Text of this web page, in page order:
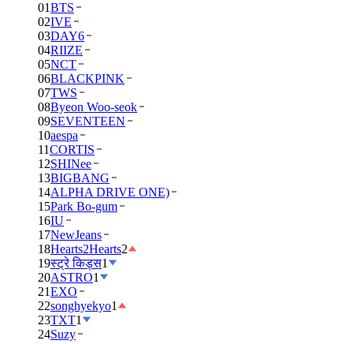
01BTS
02IVE
03DAY6
04RIIZE
05NCT
06BLACKPINK
07TWS
08Byeon Woo-seok
09SEVENTEEN
10aespa
11CORTIS
12SHINee
13BIGBANG
14ALPHA DRIVE ONE)
15Park Bo-gum
16IU
17NewJeans
18Hearts2Hearts2
19स्ट्रे किड्स1
20ASTRO1
21EXO
22songhyekyo1
23TXT1
24Suzy